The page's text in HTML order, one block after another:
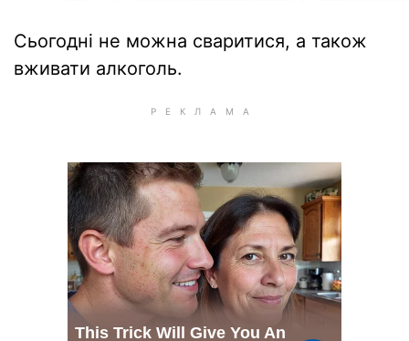
Сьогодні не можна сваритися, а також
вживати алкоголь.